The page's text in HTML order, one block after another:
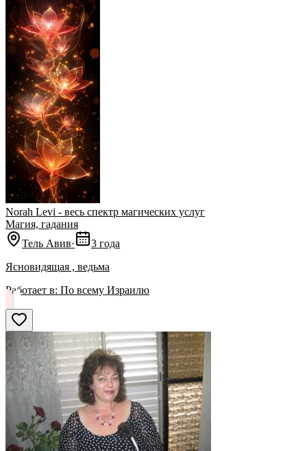
Norah Levi - весь спектр магических услуг
Магия, гадания
Тель Авив·
3 года
Ясновидящая , ведьма
Работает в: По всему Израилю